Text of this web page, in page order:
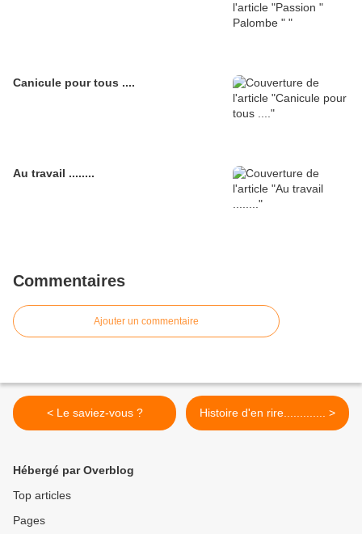
Canicule pour tous ....
Au travail ........
Commentaires
Ajouter un commentaire
< Le saviez-vous ? Histoire d'en rire............. >
Hébergé par Overblog
Top articles
Pages